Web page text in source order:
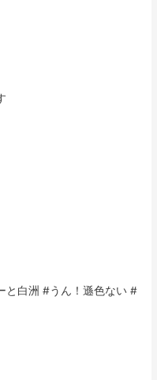
と白洲 #うん！遜色ない #